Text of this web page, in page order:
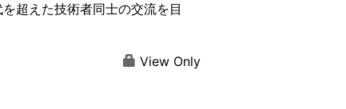
超えた技術者同士の交流を目
View Only